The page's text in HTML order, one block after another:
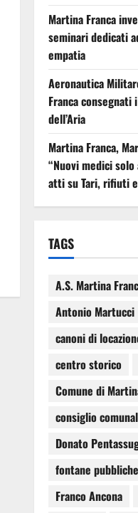
Martina Franca
seminari dedicati
empatia
Aeronautica
Franca consegnati
dell’Aria
Martina Franca,
“Nuovi medici
atti su Tari, rifiuti
TAGS
A.S. Martina
Antonio Martucci
canoni di
centro storico
Comune di
consiglio
Donato
fontane pubbliche
Franco Ancona